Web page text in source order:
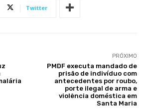
Twitter
PRÓXIMO
PMDF executa mandado de
prisão de indivíduo com
antecedentes por roubo,
porte ilegal de arma e
violência doméstica em
Santa Maria